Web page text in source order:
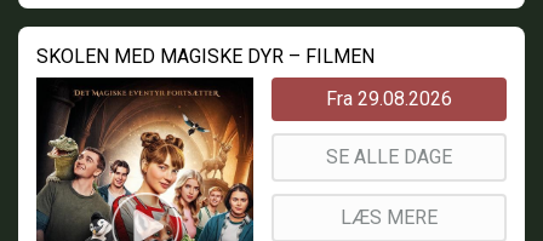
SKOLEN MED MAGISKE DYR – FILMEN
Fra 29.08.2026
SE ALLE DAGE
LÆS MERE